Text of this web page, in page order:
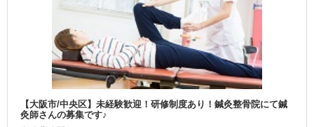
【大阪市/中央区】未経験歓迎！研修制度あり！鍼灸整骨院にて鍼
灸師さんの募集です♪